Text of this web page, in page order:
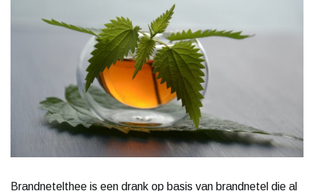
Brandnetelthee is een drank op basis van brandnetel die al